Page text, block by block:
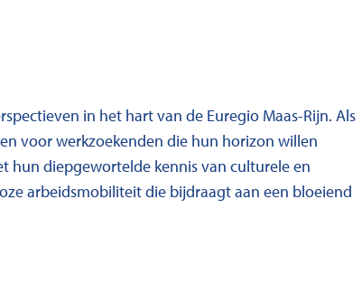
in het hart van de Euregio Maas-Rijn. Als
voor werkzoekenden die hun horizon willen
hun diepgewortelde kennis van culturele en
arbeidsmobiliteit die bijdraagt aan een bloeiend